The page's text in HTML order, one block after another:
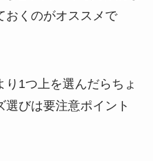
おくのがオススメで
1つ上を選んだらちょ
選びは要注意ポイント